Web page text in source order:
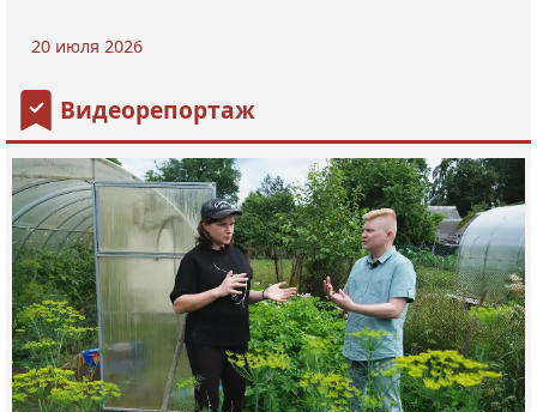
20 июля 2026
Видеорепортаж